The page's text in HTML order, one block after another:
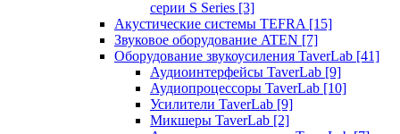
серии S Series [3]
Акустические системы TEFRA [15]
Звуковое оборудование ATEN [7]
Оборудование звукоусиления TaverLab [41]
Аудиоинтерфейсы TaverLab [9]
Аудиопроцессоры TaverLab [10]
Усилители TaverLab [9]
Микшеры TaverLab [2]